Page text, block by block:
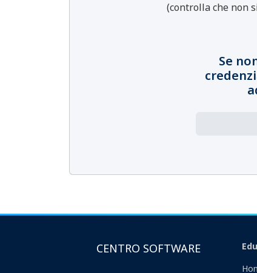
(controlla che non
Se
CENTRO SOFTWARE